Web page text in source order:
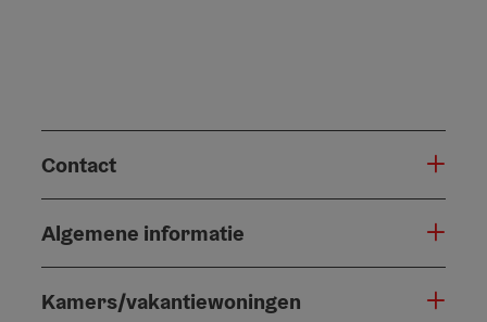
Contact
Algemene informatie
Kamers/vakantiewoningen